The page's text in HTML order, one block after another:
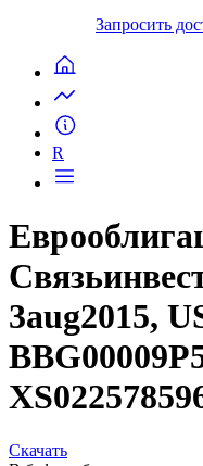
Запросить
R
3aug2015,
Скачать